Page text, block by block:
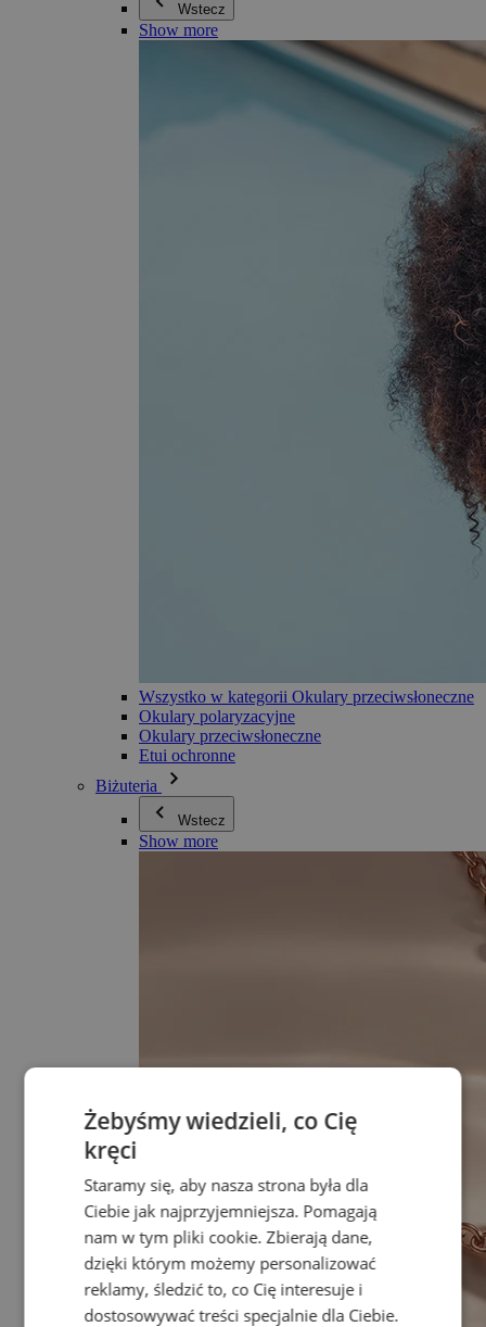
Wstecz
Show more
Wszystko w kategorii Okulary przeciwsłoneczne
Okulary polaryzacyjne
Okulary przeciwsłoneczne
Etui ochronne
Biżuteria
Wstecz
Show more
Żebyśmy wiedzieli, co Cię
kręci
Staramy się, aby nasza strona była dla
Ciebie jak najprzyjemniejsza. Pomagają
nam w tym pliki cookie. Zbierają dane,
dzięki którym możemy personalizować
reklamy, śledzić to, co Cię interesuje i
dostosowywać treści specjalnie dla Ciebie.